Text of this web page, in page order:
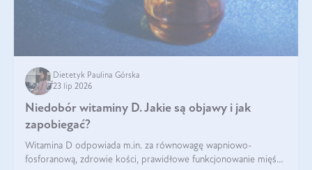
Dietetyk Paulina Górska
23 lip 2026
Niedobór witaminy D. Jakie są objawy i jak
zapobiegać?
Witamina D odpowiada m.in. za równowagę wapniowo-
fosforanową, zdrowie kości, prawidłowe funkcjonowanie mięśni